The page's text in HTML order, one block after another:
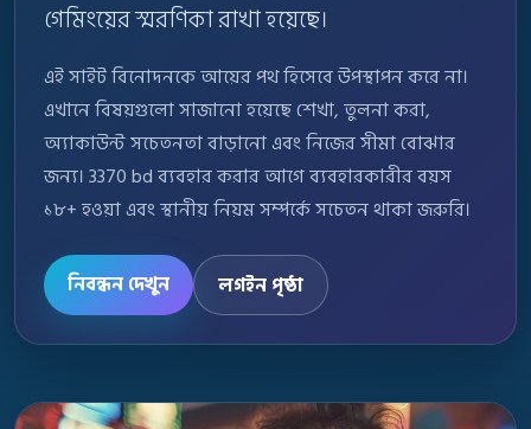
গেমিংয়ের স্মরণিকা রাখা হয়েছে।
এই সাইট বিনোদনকে আয়ের পথ হিসেবে উপস্থাপন করে না।
এখানে বিষয়গুলো সাজানো হয়েছে শেখা, তুলনা করা,
অ্যাকাউন্ট সচেতনতা বাড়ানো এবং নিজের সীমা বোঝার
জন্য। 3370 bd ব্যবহার করার আগে ব্যবহারকারীর বয়স
১৮+ হওয়া এবং স্থানীয় নিয়ম সম্পর্কে সচেতন থাকা জরুরি।
নিবন্ধন দেখুন লগইন পৃষ্ঠা